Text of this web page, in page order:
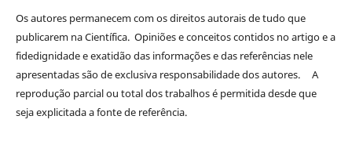
Os autores permanecem com os direitos autorais de tudo que
publicarem na Científica. Opiniões e conceitos contidos no artigo e a
fidedignidade e exatidão das informações e das referências nele
apresentadas são de exclusiva responsabilidade dos autores. A
reprodução parcial ou total dos trabalhos é permitida desde que
seja explicitada a fonte de referência.